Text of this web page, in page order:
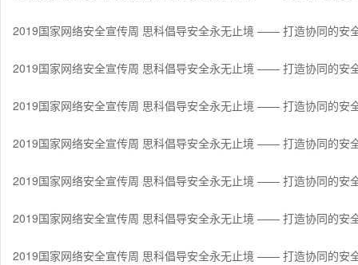
2019国家网络安全宣传周 思科倡导安全永无止境 —— 打造协同的安
2019国家网络安全宣传周 思科倡导安全永无止境 —— 打造协同的安
2019国家网络安全宣传周 思科倡导安全永无止境 —— 打造协同的安
2019国家网络安全宣传周 思科倡导安全永无止境 —— 打造协同的安
2019国家网络安全宣传周 思科倡导安全永无止境 —— 打造协同的安
2019国家网络安全宣传周 思科倡导安全永无止境 —— 打造协同的安
2019国家网络安全宣传周 思科倡导安全永无止境 —— 打造协同的安